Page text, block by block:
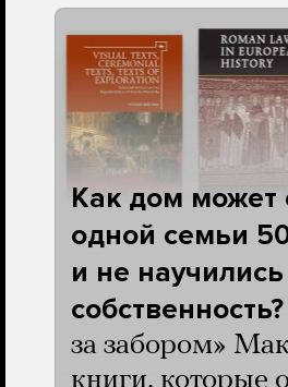
Как дом может
одной семьи
и не
собственность?
за забором»
книги, которые